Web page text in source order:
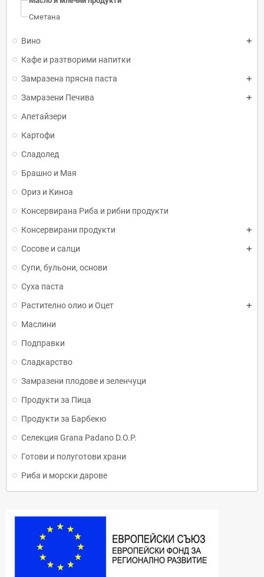
Сметана
Вино
Кафе и разтворими напитки
Замразена прясна паста
Замразени Печива
Апетайзери
Картофи
Сладолед
Брашно и Мая
Ориз и Киноа
Консервирана Риба и рибни продукти
Консервирани продукти
Сосове и салци
Супи, бульони, основи
Суха паста
Растително олио и Оцет
Маслини
Подправки
Сладкарство
Замразени плодове и зеленчуци
Продукти за Пица
Продукти за Барбекю
Селекция Grana Padano D.O.P.
Готови и полуготови храни
Риба и морски дарове